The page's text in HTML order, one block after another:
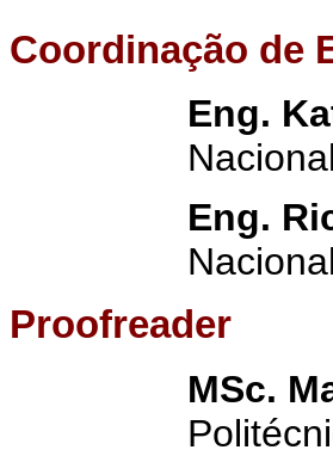
Coordinação de
Eng.
Eng.
Proofreader
MSc.